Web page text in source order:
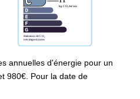
annuelles d'énergie pour un
980€. Pour la date de